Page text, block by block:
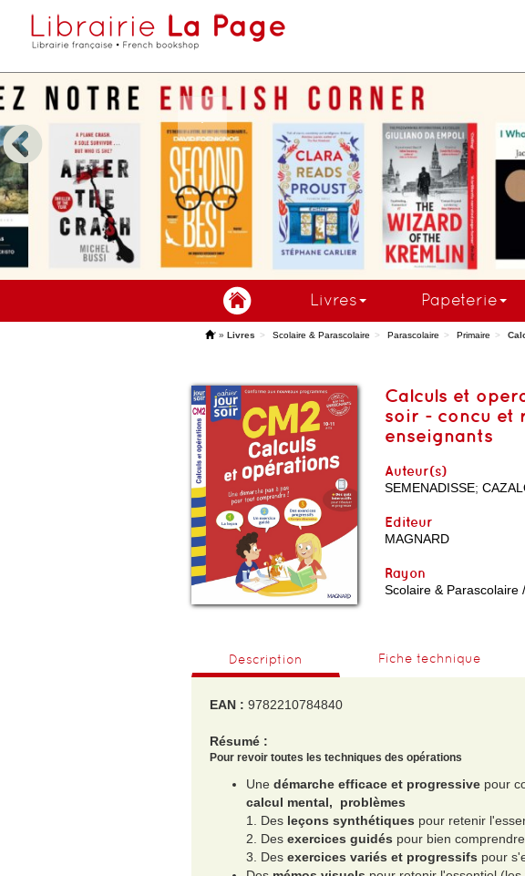
Livres Papeterie
'» Livres Scolaire & Parascolaire Parascolaire Primaire
Calculs et
soir - concu et
enseignants
Auteur(s)
SEMENADISSE;
Editeur
MAGNARD
Rayon
Scolaire & Parascolaire
Description Fiche technique
EAN : 9782210784840
Résumé :
Pour revoir toutes les techniques des opérations
Une démarche efficace et progressivepour
calcul mental, problèmes
1. Des leçons synthétiques pour retenir
2. Des exercices guidés pour bien
3. Des exercices variés et progressifs pour